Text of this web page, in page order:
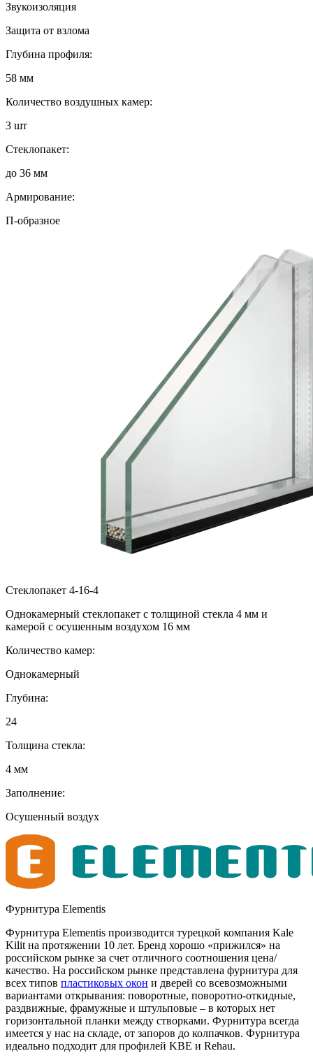
Звукоизоляция
Защита от взлома
Глубина профиля:
58 мм
Количество воздушных камер:
3 шт
Стеклопакет:
до 36 мм
Армирование:
П-образное
Стеклопакет 4-16-4
Однокамерный стеклопакет с толщиной стекла 4 мм и
камерой с осушенным воздухом 16 мм
Количество камер:
Однокамерный
Глубина:
24
Толщина стекла:
4 мм
Заполнение:
Осушенный воздух
Фурнитура Elementis
Фурнитура Elementis производится турецкой компания Kale
Kilit на протяжении 10 лет. Бренд хорошо «прижился» на
российском рынке за счет отличного соотношения цена/
качество. На российском рынке представлена фурнитура для
всех типов пластиковых окон и дверей со всевозможными
вариантами открывания: поворотные, поворотно-откидные,
раздвижные, фрамужные и штульповые – в которых нет
горизонтальной планки между створками. Фурнитура всегда
имеется у нас на складе, от запоров до колпачков. Фурнитура
идеально подходит для профилей KBE и Rehau.